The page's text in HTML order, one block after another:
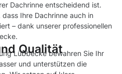
Dachrinne entscheidend ist.
Ihre Dachrinne auch in
– dank unserer professionellen
Qualität
Lübbecke bewahren Sie Ihr
und unterstützen die